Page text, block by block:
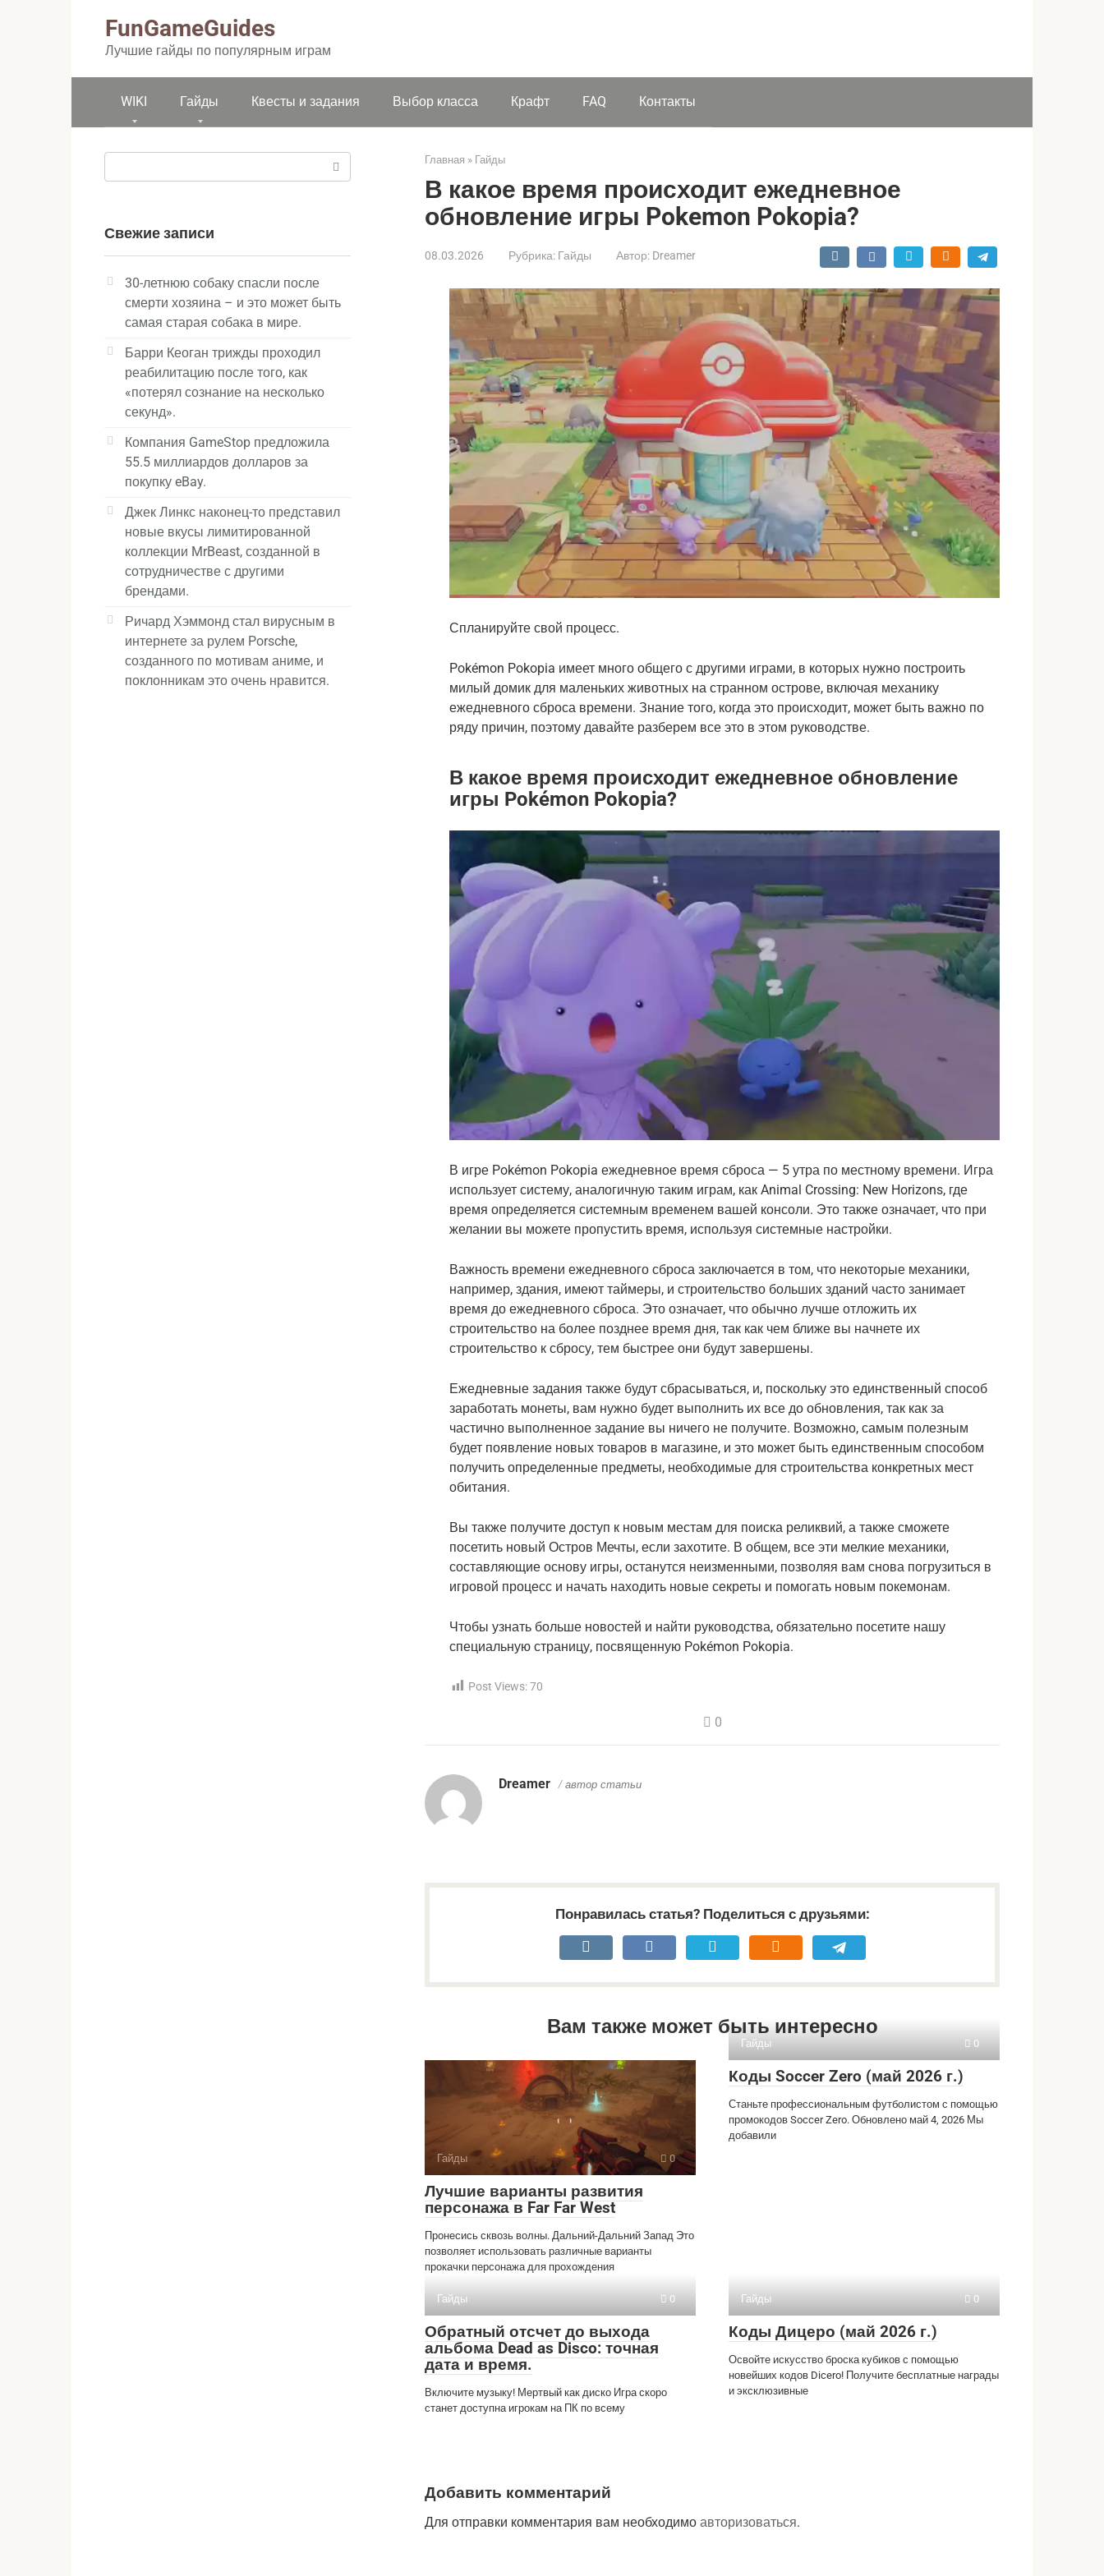
FunGameGuides
Лучшие гайды по популярным играм
WIKI Гайды Квесты и задания Выбор класса Крафт FAQ Контакты
Главная » Гайды
В какое время происходит ежедневное
обновление игры Pokemon Pokopia?
08.03.2026 Рубрика: Гайды Автор: Dreamer
Спланируйте свой процесс.
Pokémon Pokopia имеет много общего с другими играми, в которых нужно построить
милый домик для маленьких животных на странном острове, включая механику
ежедневного сброса времени. Знание того, когда это происходит, может быть важно по
ряду причин, поэтому давайте разберем все это в этом руководстве.
В какое время происходит ежедневное обновление
игры Pokémon Pokopia?
В игре Pokémon Pokopia ежедневное время сброса — 5 утра по местному времени. Игра
использует систему, аналогичную таким играм, как Animal Crossing: New Horizons, где
время определяется системным временем вашей консоли. Это также означает, что при
желании вы можете пропустить время, используя системные настройки.
Важность времени ежедневного сброса заключается в том, что некоторые механики,
например, здания, имеют таймеры, и строительство больших зданий часто занимает
время до ежедневного сброса. Это означает, что обычно лучше отложить их
строительство на более позднее время дня, так как чем ближе вы начнете их
строительство к сбросу, тем быстрее они будут завершены.
Ежедневные задания также будут сбрасываться, и, поскольку это единственный способ
заработать монеты, вам нужно будет выполнить их все до обновления, так как за
частично выполненное задание вы ничего не получите. Возможно, самым полезным
будет появление новых товаров в магазине, и это может быть единственным способом
получить определенные предметы, необходимые для строительства конкретных мест
обитания.
Вы также получите доступ к новым местам для поиска реликвий, а также сможете
посетить новый Остров Мечты, если захотите. В общем, все эти мелкие механики,
составляющие основу игры, останутся неизменными, позволяя вам снова погрузиться в
игровой процесс и начать находить новые секреты и помогать новым покемонам.
Чтобы узнать больше новостей и найти руководства, обязательно посетите нашу
специальную страницу, посвященную Pokémon Pokopia.
Post Views:70
0
Dreamer / автор статьи
Понравилась статья? Поделиться с друзьями:
Вам также может быть интересно
Гайды 0
Лучшие варианты развития
персонажа в Far Far West
Пронесись сквозь волны. Дальний-Дальний Запад Это
позволяет использовать различные варианты
прокачки персонажа для прохождения
Гайды 0
Коды Soccer Zero (май 2026 г.)
Станьте профессиональным футболистом с помощью
промокодов Soccer Zero. Обновлено май 4, 2026 Мы
добавили
Гайды 0
Обратный отсчет до выхода
альбома Dead as Disco: точная
дата и время.
Включите музыку! Мертвый как диско Игра скоро
станет доступна игрокам на ПК по всему
Гайды 0
Коды Дицеро (май 2026 г.)
Освойте искусство броска кубиков с помощью
новейших кодов Dicero! Получите бесплатные награды
и эксклюзивные
Добавить комментарий
Для отправки комментария вам необходимо авторизоваться.
Свежие записи
30-летнюю собаку спасли после
смерти хозяина – и это может быть
самая старая собака в мире.
Барри Кеоган трижды проходил
реабилитацию после того, как
«потерял сознание на несколько
секунд».
Компания GameStop предложила
55.5 миллиардов долларов за
покупку eBay.
Джек Линкс наконец-то представил
новые вкусы лимитированной
коллекции MrBeast, созданной в
сотрудничестве с другими
брендами.
Ричард Хэммонд стал вирусным в
интернете за рулем Porsche,
созданного по мотивам аниме, и
поклонникам это очень нравится.